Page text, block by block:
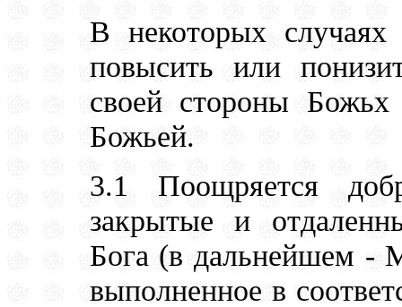
В некоторых случаях
повысить или
своей стороны
Божьей.
3.1 Поощряется
закрытые и
Бога (в дальнейшем -
выполненное в